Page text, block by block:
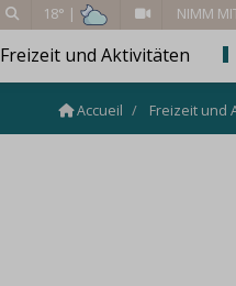
18° | NIMM
Freizeit und Aktivitäten
Accueil Freizeit und